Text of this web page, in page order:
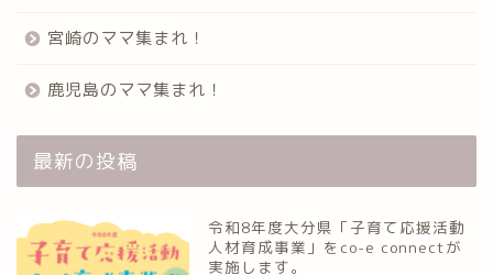
宮崎のママ集まれ！
鹿児島のママ集まれ！
最新の投稿
令和8年度大分県「子育て応援活動
人材育成事業」をco-e connectが
実施します。